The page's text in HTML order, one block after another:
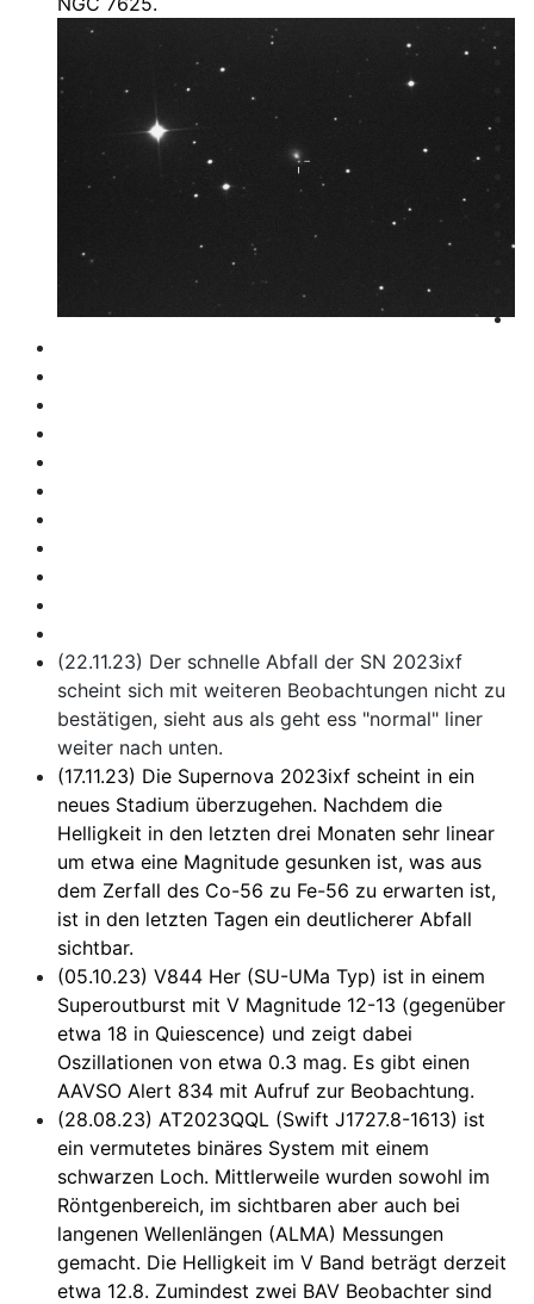
(22.11.23) Der schnelle Abfall der SN 2023ixf
scheint sich mit weiteren Beobachtungen nicht zu
bestätigen, sieht aus als geht ess "normal" liner
weiter nach unten.
(17.11.23) Die Supernova 2023ixf scheint in ein
neues Stadium überzugehen. Nachdem die
Helligkeit in den letzten drei Monaten sehr linear
um etwa eine Magnitude gesunken ist, was aus
dem Zerfall des Co-56 zu Fe-56 zu erwarten ist,
ist in den letzten Tagen ein deutlicherer Abfall
sichtbar.
(05.10.23) V844 Her (SU-UMa Typ) ist in einem
Superoutburst mit V Magnitude 12-13 (gegenüber
etwa 18 in Quiescence) und zeigt dabei
Oszillationen von etwa 0.3 mag. Es gibt einen
AAVSO Alert 834 mit Aufruf zur Beobachtung.
(28.08.23) AT2023QQL (Swift J1727.8-1613) ist
ein vermutetes binäres System mit einem
schwarzen Loch. Mittlerweile wurden sowohl im
Röntgenbereich, im sichtbaren aber auch bei
langenen Wellenlängen (ALMA) Messungen
gemacht. Die Helligkeit im V Band beträgt derzeit
etwa 12.8. Zumindest zwei BAV Beobachter sind